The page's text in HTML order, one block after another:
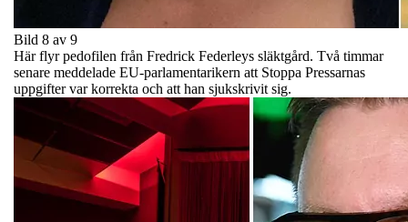
Bild 8 av 9
Här flyr pedofilen från Fredrick Federleys släktgård. Två timmar
senare meddelade EU-parlamentarikern att Stoppa Pressarnas
uppgifter var korrekta och att han sjukskrivit sig.